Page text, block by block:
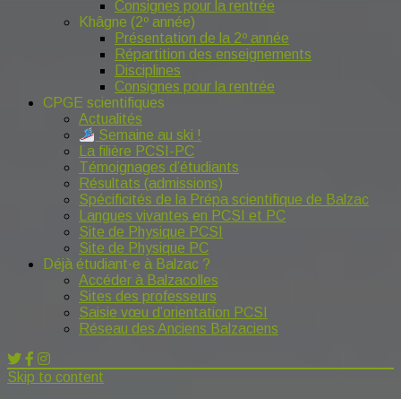
Consignes pour la rentrée
Khâgne (2º année)
Présentation de la 2º année
Répartition des enseignements
Disciplines
Consignes pour la rentrée
CPGE scientifiques
Actualités
Semaine au ski !
La filière PCSI-PC
Témoignages d’étudiants
Résultats (admissions)
Spécificités de la Prépa scientifique de Balzac
Langues vivantes en PCSI et PC
Site de Physique PCSI
Site de Physique PC
Déjà étudiant·e à Balzac ?
Accéder à Balzacolles
Sites des professeurs
Saisie vœu d’orientation PCSI
Réseau des Anciens Balzaciens
Skip to content